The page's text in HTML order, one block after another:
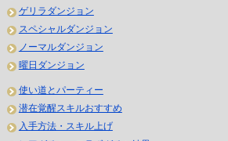
ゲリラダンジョン
スペシャルダンジョン
ノーマルダンジョン
曜日ダンジョン
使い道とパーティー
潜在覚醒スキルおすすめ
入手方法・スキル上げ